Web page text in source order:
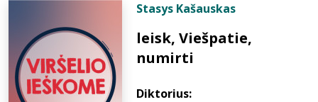
Stasys Kašauskas
leisk, Viešpatie,
numirti
Diktorius: